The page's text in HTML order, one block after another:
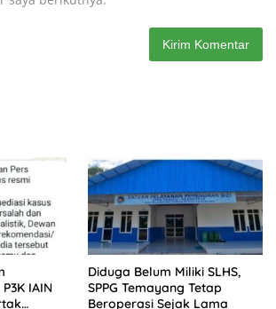
IAIN
Diduga Belum Miliki SLHS,
SPPG Temayang Tetap
Beroperasi Sejak Lama